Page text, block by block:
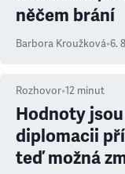
něčem brání
Barbora Kroužková•6.
Rozhovor•12 minut
Hodnoty
diplomacii
teď možná